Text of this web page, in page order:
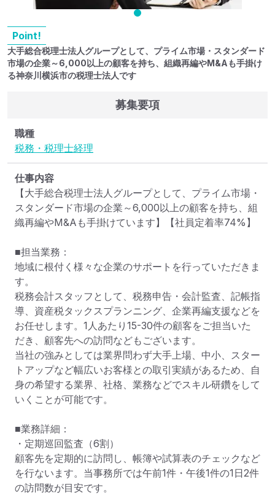
Point!
大手総合税理士法人グループとして、プライム市場・スタンダード
市場の企業～6,000以上の顧客を持ち、組織再編やM&Aも手掛け
る神奈川横浜市の税理士法人です
募集要項
職種
税務・税理士経理
仕事内容
【大手総合税理士法人グループとして、プライム市場・
スタンダード市場の企業～6,000以上の顧客を持ち、組
織再編やM&Aも手掛けています】【社員定着率74%】
■担当業務：
地域に根付く様々な企業のサポートを行っていただきま
す。
税務会計スタッフとして、税務申告・会計監査、記帳指
導、資産税タックスプランニング、企業再編支援などを
お任せします。1人あたり15-30件の顧客をご担当いた
だき、顧客先への訪問などもございます。
当社の強みとしては業界問わず大手上場、中小、スター
トアップなど幅広いお客様との取引実績があるため、自
身の希望する業界、社格、業務などでスキル研鑽をして
いくことが可能です。
■業務詳細：
・定期巡回監査（6割）
顧客先を定期的に訪問し、帳簿や試算表のチェックなど
を行ないます。当事務所では午前1件・午後1件の1日2件
の訪問数が目安です。